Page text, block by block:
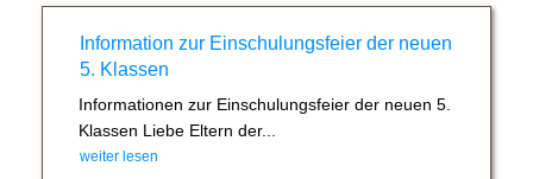
Information zur Einschulungsfeier der neuen
5. Klassen
Informationen zur Einschulungsfeier der neuen 5.
Klassen Liebe Eltern der...
weiter lesen